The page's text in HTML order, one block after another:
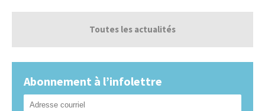
Toutes les actualités
Abonnement à l’infolettre